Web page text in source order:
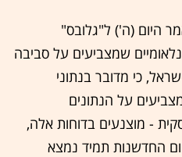
היום (ה') ל"גלובס"
שמצביעים על סביבה
כי מדובר בנתוני
על הנתונים
- מוצנעים בדוחות אלה,
החדשנות תמיד נמצא